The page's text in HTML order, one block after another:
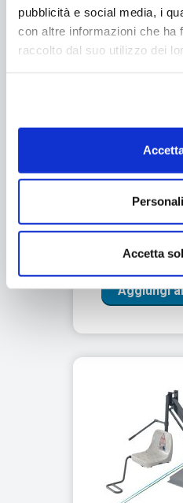
pubblicità e social media, i
con altre informazioni che ha
raccolto dal suo utilizzo dei
Accetta
Sollevatore per
Spedizione gratuita
da
Aggiungi